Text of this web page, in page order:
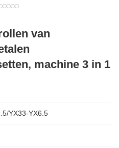
van
machine 3 in 1
YX33-YX6.5